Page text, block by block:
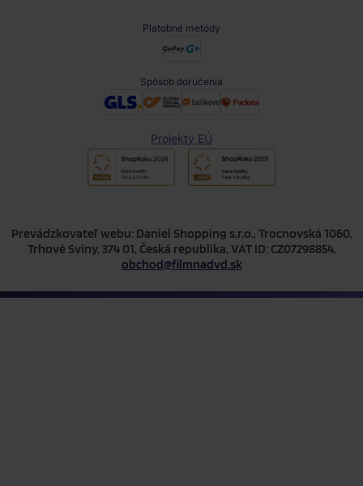
Platobné metódy
Spôsob doručenia
Projekty EÚ
Prevádzkovateľ webu: Daniel Shopping s.r.o., Trocnovská 1060,
Trhové Sviny, 374 01, Česká republika, VAT ID: CZ07298854,
obchod@filmnadvd.sk